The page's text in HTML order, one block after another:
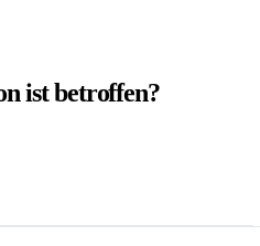
ist betroffen?